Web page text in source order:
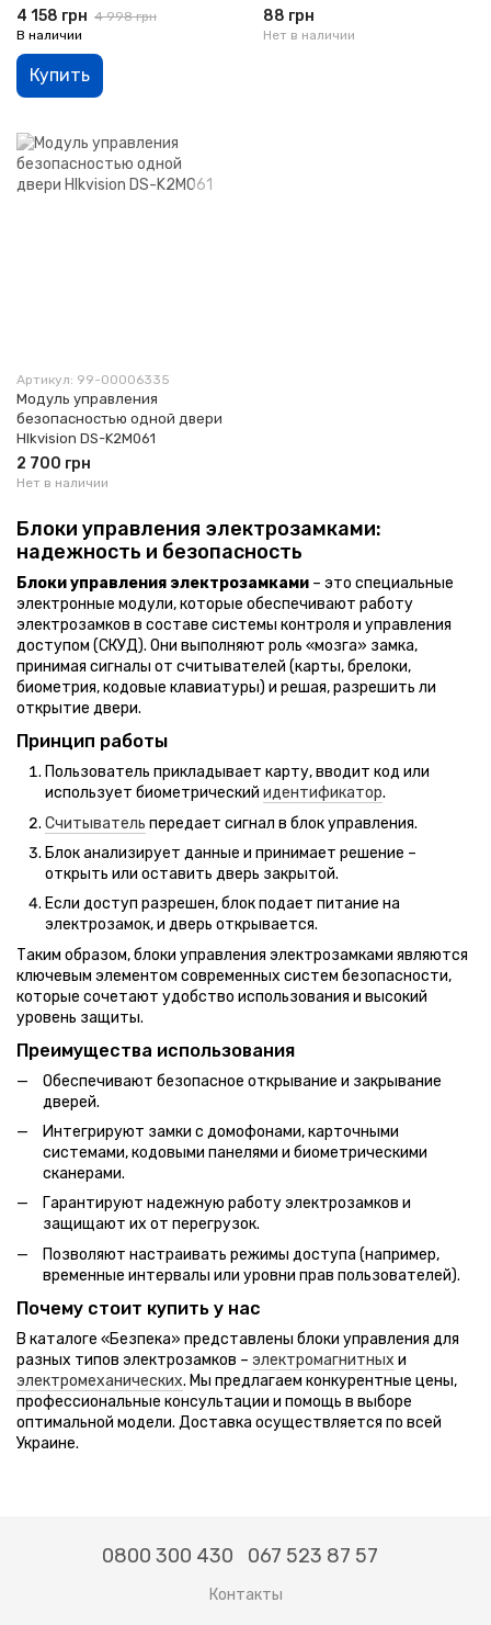
4 158 грн 4 998 грн
В наличии
Купить
88 грн
Нет в наличии
Артикул: 99-00006335
Модуль управления
безопасностью одной двери
HIkvision DS-K2M061
2 700 грн
Нет в наличии
Блоки управления электрозамками:
надежность и безопасность
Блоки управления электрозамками – это специальные
электронные модули, которые обеспечивают работу
электрозамков в составе системы контроля и управления
доступом (СКУД). Они выполняют роль «мозга» замка,
принимая сигналы от считывателей (карты, брелоки,
биометрия, кодовые клавиатуры) и решая, разрешить ли
открытие двери.
Принцип работы
Пользователь прикладывает карту, вводит код или
использует биометрический идентификатор.
Считыватель передает сигнал в блок управления.
Блок анализирует данные и принимает решение –
открыть или оставить дверь закрытой.
Если доступ разрешен, блок подает питание на
электрозамок, и дверь открывается.
Таким образом, блоки управления электрозамками являются
ключевым элементом современных систем безопасности,
которые сочетают удобство использования и высокий
уровень защиты.
Преимущества использования
Обеспечивают безопасное открывание и закрывание
дверей.
Интегрируют замки с домофонами, карточными
системами, кодовыми панелями и биометрическими
сканерами.
Гарантируют надежную работу электрозамков и
защищают их от перегрузок.
Позволяют настраивать режимы доступа (например,
временные интервалы или уровни прав пользователей).
Почему стоит купить у нас
В каталоге «Безпека» представлены блоки управления для
разных типов электрозамков – электромагнитных и
электромеханических. Мы предлагаем конкурентные цены,
профессиональные консультации и помощь в выборе
оптимальной модели. Доставка осуществляется по всей
Украине.
0800 300 430 067 523 87 57
Контакты